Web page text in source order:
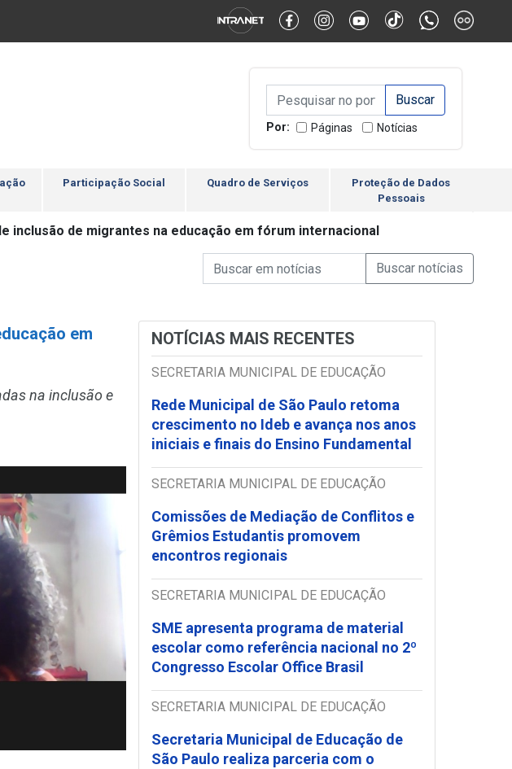
Alternar Alto Contraste Alternar Tamanho da Fonte
Campo de Busca de
Campo de Busca de informaçõesEnviar a Busca
Por: Páginas Notícias
Participação Social Quadro de Serviços
Proteção de Dados
Pessoais
inclusão de migrantes na educação em fórum internacional
Campo de Busca de Notícias
Campo de Busca de informaçõesEnviar a Busca de
em
na inclusão e
NOTÍCIAS MAIS RECENTES
SECRETARIA MUNICIPAL DE EDUCAÇÃO
Rede Municipal de São Paulo retoma
crescimento no Ideb e avança nos anos
iniciais e finais do Ensino Fundamental
SECRETARIA MUNICIPAL DE EDUCAÇÃO
Comissões de Mediação de Conflitos e
Grêmios Estudantis promovem
encontros regionais
SECRETARIA MUNICIPAL DE EDUCAÇÃO
SME apresenta programa de material
escolar como referência nacional no 2º
Congresso Escolar Office Brasil
SECRETARIA MUNICIPAL DE EDUCAÇÃO
Secretaria Municipal de Educação de
São Paulo realiza parceria com o